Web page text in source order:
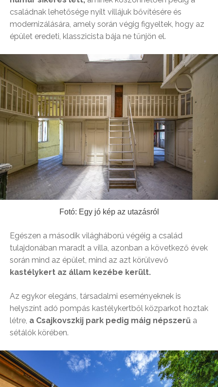
családnak lehetősége nyílt villájuk bővítésére és
modernizálására, amely során végig figyeltek, hogy az
épület eredeti, klasszicista bája ne tűnjön el.
Fotó: Egy jó kép az utazásról
Egészen a második világháború végéig a család
tulajdonában maradt a villa, azonban a következő évek
során mind az épület, mind az azt körülvevő
kastélykert az állam kezébe került.
Az egykor elegáns, társadalmi eseményeknek is
helyszínt adó pompás kastélykertből közparkot hoztak
létre, a Csajkovszkij park pedig máig népszerű a
sétálók körében.